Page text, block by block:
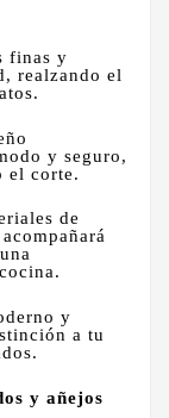
finas y
realzando el
y seguro,
el corte.
de
y
a tu
y añejos